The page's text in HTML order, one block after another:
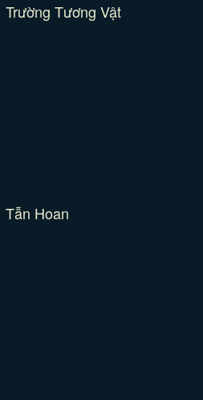
Trường Tương Vật
Tẫn Hoan